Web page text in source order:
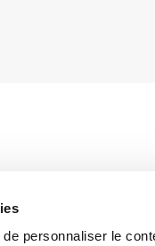
personnaliser le
term
Article 32 of